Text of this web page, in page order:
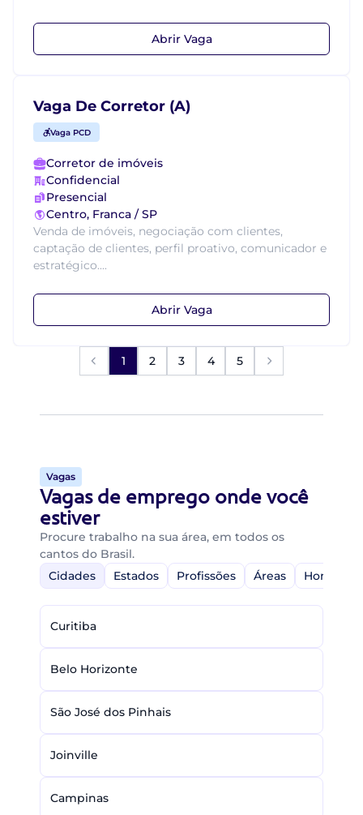
Abrir Vaga
Vaga De Corretor (A)
Vaga PCD
Corretor de imóveis
Confidencial
Presencial
Centro, Franca / SP
Venda de imóveis, negociação com clientes,
captação de clientes, perfil proativo, comunicador e
estratégico....
Abrir Vaga
1 2 3 4 5
Vagas
Vagas de emprego onde você
estiver
Procure trabalho na sua área, em todos os
cantos do Brasil.
Cidades
Estados Profissões Áreas Home-
Curitiba
Belo Horizonte
São José dos Pinhais
Joinville
Campinas